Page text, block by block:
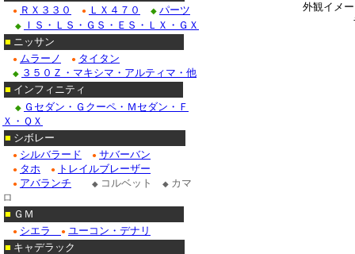
外観イメ
● ＲＸ３３０ ● ＬＸ４７０ ◆ パーツ
◆
ＩＳ・ＬＳ・ＧＳ・ＥＳ・ＬＸ・ＧＸ
■ ニッサン
● ムラーノ ● タイタン
◆ ３５０Ｚ・マキシマ・アルティマ・他
■ インフィニティ
◆ Ｇセダン・Ｇクーペ・Ｍセダン・Ｆ
Ｘ・ＱＸ
■ シボレー
● シルバラード ● サバーバン
● タホ ● トレイルブレーザー
● アバランチ ◆ コルベット ◆ カマ
ロ
■ ＧＭ
● シエラ ● ユーコン・デナリ
■ キャデラック